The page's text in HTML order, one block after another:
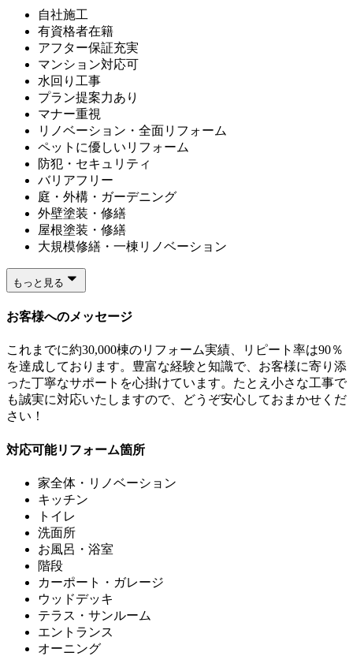
自社施工
有資格者在籍
アフター保証充実
マンション対応可
水回り工事
プラン提案力あり
マナー重視
リノベーション・全面リフォーム
ペットに優しいリフォーム
防犯・セキュリティ
バリアフリー
庭・外構・ガーデニング
外壁塗装・修繕
屋根塗装・修繕
大規模修繕・一棟リノベーション
もっと見る
お客様へのメッセージ
これまでに約30,000棟のリフォーム実績、リピート率は90％
を達成しております。豊富な経験と知識で、お客様に寄り添
った丁寧なサポートを心掛けています。たとえ小さな工事で
も誠実に対応いたしますので、どうぞ安心しておまかせくだ
さい！
対応可能リフォーム箇所
家全体・リノベーション
キッチン
トイレ
洗面所
お風呂・浴室
階段
カーポート・ガレージ
ウッドデッキ
テラス・サンルーム
エントランス
オーニング